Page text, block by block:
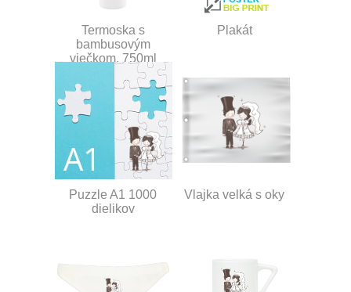
Termoska s
bambusovým
viečkom, 750ml
Plakát
Puzzle A1 1000
dielikov
Vlajka velká s oky